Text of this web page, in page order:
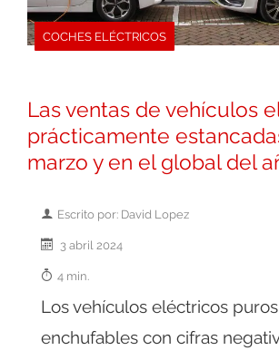
COCHES ELÉCTRICOS
Las ventas de vehículos
prácticamente
marzo y en el global del
Escrito por: David Lopez
3 abril 2024
4 min.
Los vehículos eléctricos
enchufables con cifras